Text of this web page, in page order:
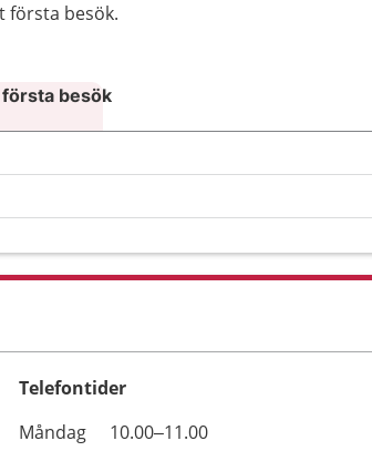
första besök.
besök
Telefontider
Dag
Öppettider
Kommentarer
Måndag
10.00–11.00